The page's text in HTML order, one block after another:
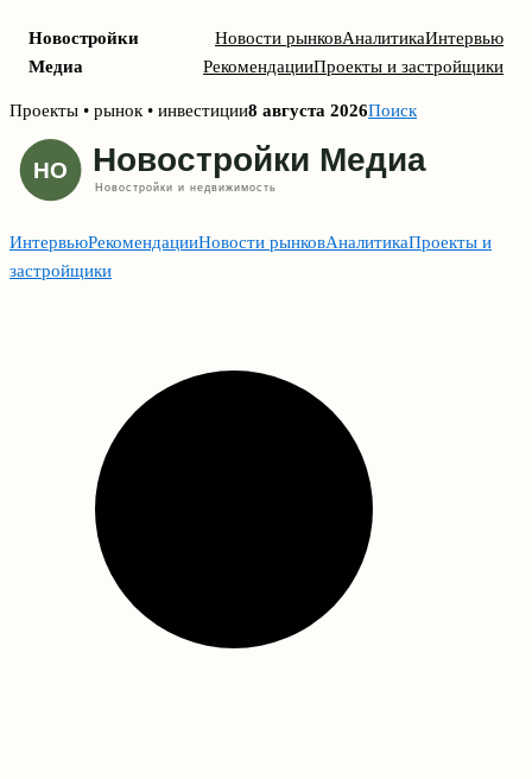
Новостройки
Медиа
Новости рынковАналитикаИнтервью
РекомендацииПроекты и застройщики
Skip
content
Проекты • рынок • инвестиции8 августа 2026Поиск
ИнтервьюРекомендацииНовости рынковАналитикаПроекты и
застройщики